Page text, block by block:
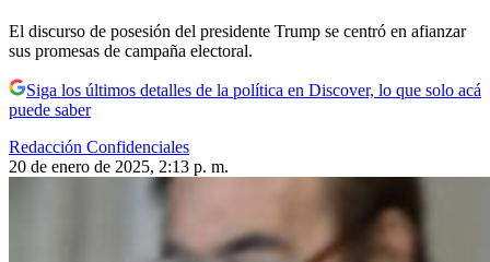
El discurso de posesión del presidente Trump se centró en afianzar
sus promesas de campaña electoral.
Siga los últimos detalles de la política en Discover, lo que solo acá
puede saber
Redacción Confidenciales
20 de enero de 2025, 2:13 p. m.